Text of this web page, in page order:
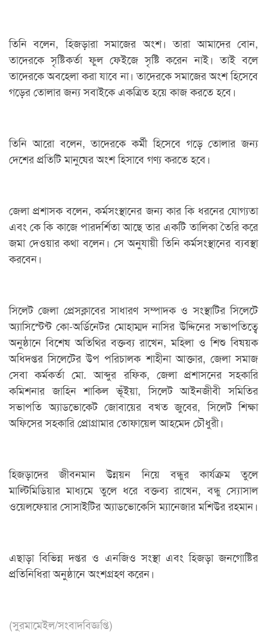
তিনি বলেন, হিজড়ারা সমাজের অংশ। তারা আমাদের বোন,
তাদেরকে সৃষ্টিকর্তা ফুল ফেইজে সৃষ্টি করেন নাই। তাই বলে
তাদেরকে অবহেলা করা যাবে না। তাদেরকে সমাজের অংশ হিসেবে
গড়ের তোলার জন্য সবাইকে একত্রিত হয়ে কাজ করতে হবে।
তিনি আরো বলেন, তাদেরকে কর্মী হিসেবে গড়ে তোলার জন্য
দেশের প্রতিটি মানুষের অংশ হিসাবে গণ্য করতে হবে।
জেলা প্রশাসক বলেন, কর্মসংস্থানের জন্য কার কি ধরনের যোগ্যতা
এবং কে কি কাজে পারদর্শিতা আছে তার একটি তালিকা তৈরি করে
জমা দেওয়ার কথা বলেন। সে অনুযায়ী তিনি কর্মসংস্থানের ব্যবস্থা
করবেন।
সিলেট জেলা প্রেসক্লাবের সাধারণ সম্পাদক ও সংস্থাটির সিলেটে
অ্যাসিস্টেন্ট কো-অর্ডিনেটর মোহাম্মদ নাসির উদ্দিনের সভাপতিত্বে
অনুষ্ঠানে বিশেষ অতিথির বক্তব্য রাখেন, মহিলা ও শিশু বিষয়ক
অধিদপ্তর সিলেটের উপ পরিচালক শাহীনা আক্তার, জেলা সমাজ
সেবা কর্মকর্তা মো. আব্দুর রফিক, জেলা প্রশাসনের সহকারি
কমিশনার জাহিন শাকিল ভূঁইয়া, সিলেট আইনজীবী সমিতির
সভাপতি অ্যাডভোকেট জোবায়ের বখত জুবের, সিলেট শিক্ষা
অফিসের সহকারি প্রোগ্রামার তোফায়েল আহমেদ চৌধুরী।
হিজড়াদের জীবনমান উন্নয়ন নিয়ে বন্ধুর কার্যক্রম তুলে
মাল্টিমিডিয়ার মাধ্যমে তুলে ধরে বক্তব্য রাখেন, বন্ধু স্যোসাল
ওয়েলফেয়ার সোসাইটির অ্যাডভোকেসি ম্যানেজার মশিউর রহমান।
এছাড়া বিভিন্ন দপ্তর ও এনজিও সংস্থা এবং হিজড়া জনগোষ্টির
প্রতিনিধিরা অনুষ্ঠানে অংশগ্রহণ করেন।
(সুরমামেইল/সংবাদবিজ্ঞপ্তি)